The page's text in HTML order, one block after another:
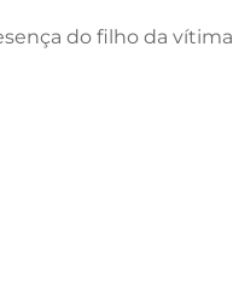
do filho da vítima